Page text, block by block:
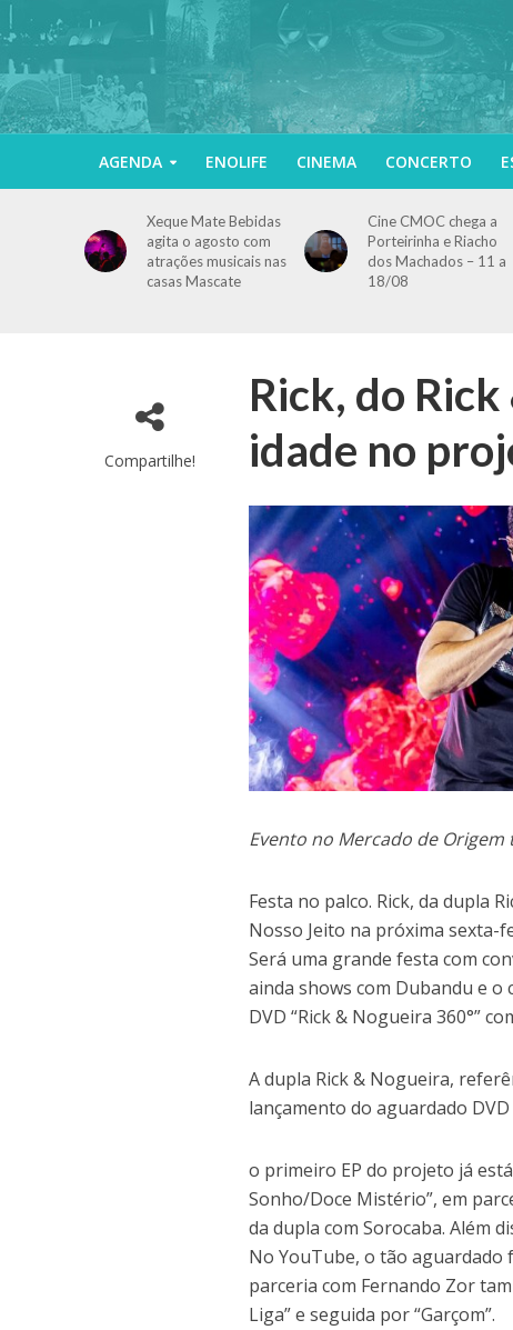
AGENDA ENOLIFE CINEMA CONCERTO
Xeque Mate Bebidas
agita o agosto com
atrações musicais nas
casas Mascate
Cine CMOC chega a
Porteirinha e Riacho
dos Machados – 11 a
18/08
Compartilhe!
Rick, do
idade no
Evento no Mercado de
Festa no palco. Rick, da dupla
Nosso Jeito na próxima sexta-
Será uma grande festa com
ainda shows com Dubandu e
DVD “Rick & Nogueira 360°”
A dupla Rick & Nogueira,
lançamento do aguardado
o primeiro EP do projeto já
Sonho/Doce Mistério”, em
da dupla com Sorocaba. Além
No YouTube, o tão
parceria com Fernando Zor
Liga” e seguida por “Garçom”.